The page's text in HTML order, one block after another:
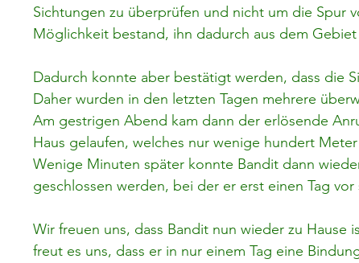
Sichtungen zu überprüfen und nicht um die Spur
Möglichkeit bestand, ihn dadurch aus dem
Dadurch konnte aber bestätigt werden, dass die
Daher wurden in den letzten Tagen mehrere
Am gestrigen Abend kam dann der erlösende
Haus gelaufen, welches nur wenige hundert
Wenige Minuten später konnte Bandit dann
geschlossen werden, bei der er erst einen Tag
Wir freuen uns, dass Bandit nun wieder zu Hause
freut es uns, dass er in nur einem Tag eine